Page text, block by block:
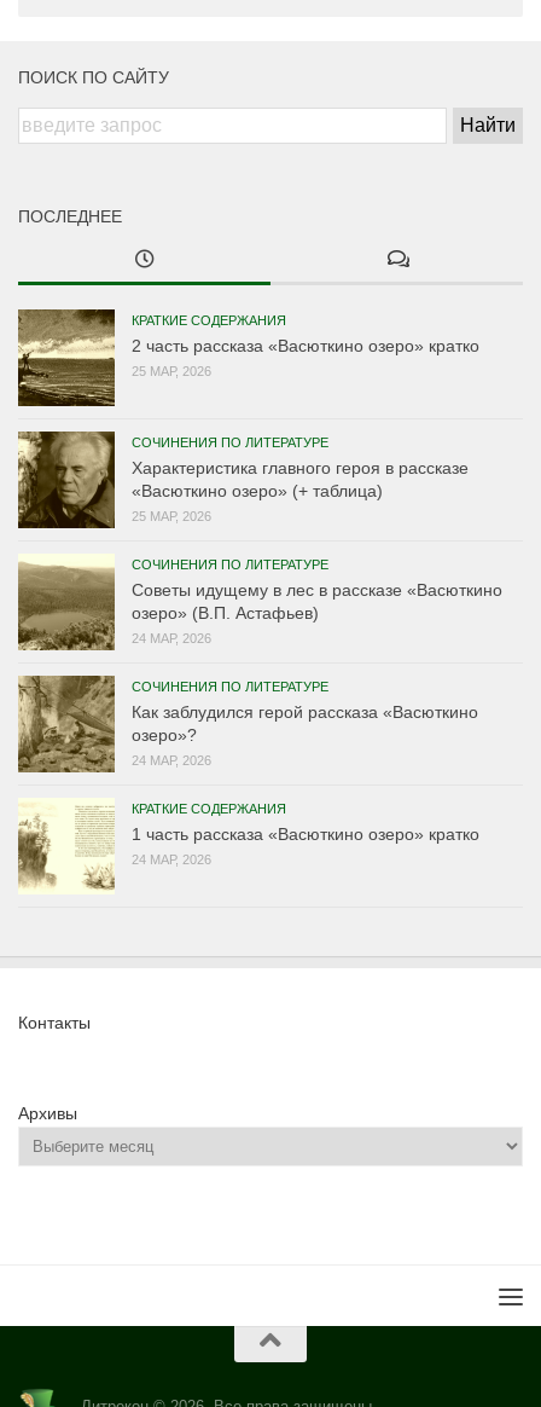
ПОИСК ПО САЙТУ
ПОСЛЕДНЕЕ
КРАТКИЕ СОДЕРЖАНИЯ
2 часть рассказа «Васюткино озеро» кратко
25 МАР, 2026
СОЧИНЕНИЯ ПО ЛИТЕРАТУРЕ
Характеристика главного героя в рассказе
«Васюткино озеро» (+ таблица)
25 МАР, 2026
СОЧИНЕНИЯ ПО ЛИТЕРАТУРЕ
Советы идущему в лес в рассказе «Васюткино
озеро» (В.П. Астафьев)
24 МАР, 2026
СОЧИНЕНИЯ ПО ЛИТЕРАТУРЕ
Как заблудился герой рассказа «Васюткино
озеро»?
24 МАР, 2026
КРАТКИЕ СОДЕРЖАНИЯ
1 часть рассказа «Васюткино озеро» кратко
24 МАР, 2026
Контакты
Архивы